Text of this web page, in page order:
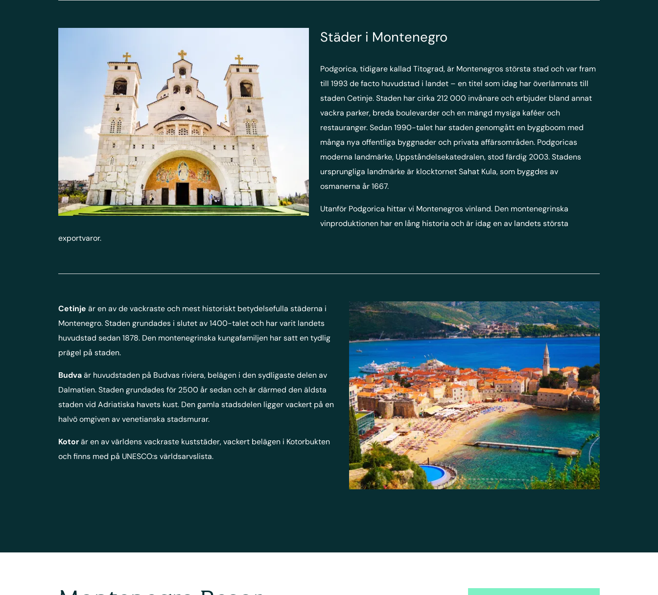
Städer i Montenegro
Podgorica, tidigare kallad Titograd, är Montenegros största stad och var fram
till 1993 de facto huvudstad i landet – en titel som idag har överlämnats till
staden Cetinje. Staden har cirka 212 000 invånare och erbjuder bland annat
vackra parker, breda boulevarder och en mängd mysiga kaféer och
restauranger. Sedan 1990-talet har staden genomgått en byggboom med
många nya offentliga byggnader och privata affärsområden. Podgoricas
moderna landmärke, Uppståndelsekatedralen, stod färdig 2003. Stadens
ursprungliga landmärke är klocktornet Sahat Kula, som byggdes av
osmanerna år 1667.
Utanför Podgorica hittar vi Montenegros vinland. Den montenegrinska
vinproduktionen har en lång historia och är idag en av landets största
exportvaror.
Cetinje är en av de vackraste och mest historiskt betydelsefulla städerna i
Montenegro. Staden grundades i slutet av 1400-talet och har varit landets
huvudstad sedan 1878. Den montenegrinska kungafamiljen har satt en tydlig
prägel på staden.
Budvaär huvudstaden på Budvas riviera, belägen i den sydligaste delen av
Dalmatien. Staden grundades för 2500 år sedan och är därmed den äldsta
staden vid Adriatiska havets kust. Den gamla stadsdelen ligger vackert på en
halvö omgiven av venetianska stadsmurar.
Kotorär en av världens vackraste kuststäder, vackert belägen i Kotorbukten
och finns med på UNESCO:s världsarvslista.